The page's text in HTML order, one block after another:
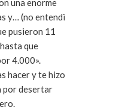
una enorme
y… (no entendi
pusieron 11
que
4.000».
hacer y te hizo
por desertar